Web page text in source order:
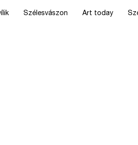
Szélesvászon Art today